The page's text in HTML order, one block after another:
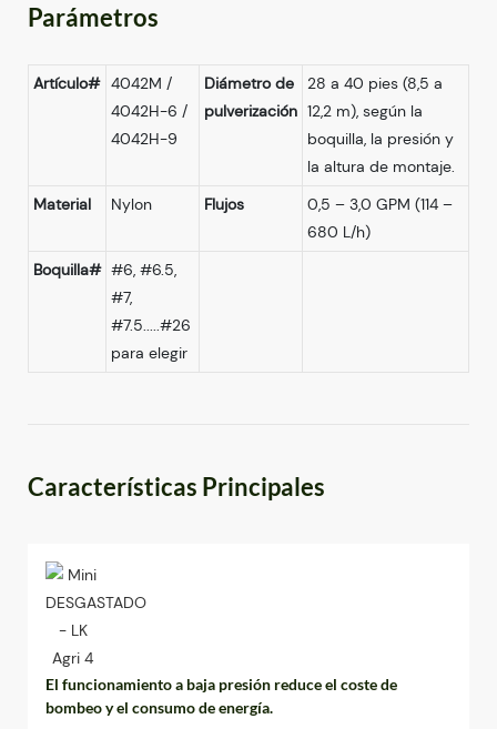
Parámetros
Artículo# 4042M /
4042H-6 /
4042H-9
Diámetro de
pulverización
28 a 40 pies (8,5 a
12,2 m), según la
boquilla, la presión y
la altura de montaje.
Material
Nylon Flujos
0,5 – 3,0 GPM (114 –
680 L/h)
Boquilla# #6, #6.5,
#7,
#7.5.....#26
para elegir
Características Principales
El funcionamiento a baja presión reduce el coste de
bombeo y el consumo de energía.